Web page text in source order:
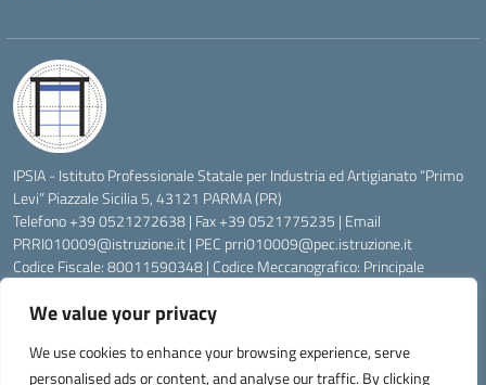
We value your privacy
We use cookies to enhance your browsing experience, serve
personalised ads or content, and analyse our traffic. By clicking
IPSIA - Istituto Professionale Statale per Industria ed Artigianato “Primo
Levi” Piazzale Sicilia 5, 43121 PARMA (PR)
Telefono +39 0521272638 | Fax +39 0521775235 | Email
PRRI010009@istruzione.it| PEC prri010009@pec.istruzione.it
Codice Fiscale: 80011590348 | Codice Meccanografico: Principale
Codice Univoco di Fatturazione: UFW76E | Codice Ente Tesoreria:
Corrente Postale N.: 00222430